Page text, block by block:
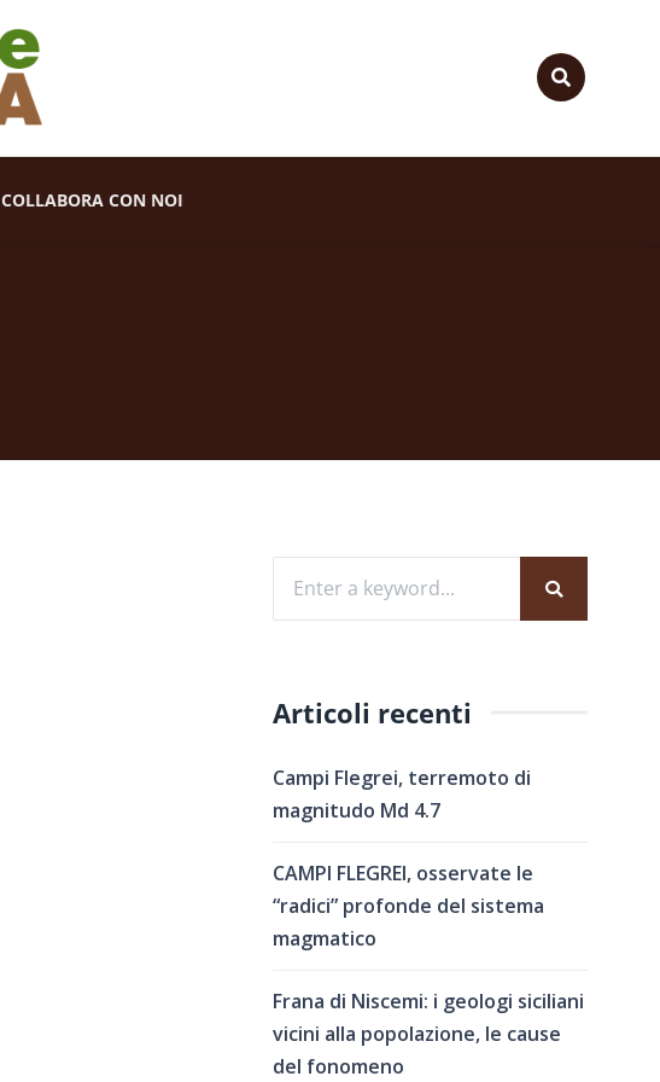
COLLABORA CON NOI
Articoli recenti
Campi Flegrei, terremoto di
magnitudo Md 4.7
CAMPI FLEGREI, osservate le
“radici” profonde del sistema
magmatico
Frana di Niscemi: i geologi siciliani
vicini alla popolazione, le cause
del fonomeno